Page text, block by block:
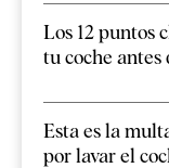
Los 12 puntos
tu coche antes
Esta es la
por lavar el